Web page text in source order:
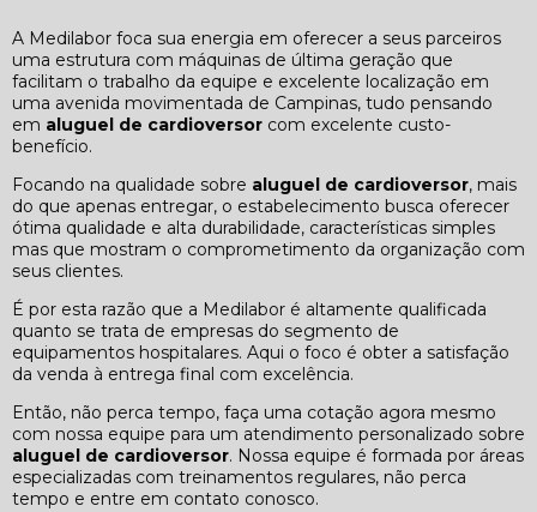
A Medilabor foca sua energia em oferecer a seus parceiros
uma estrutura com máquinas de última geração que
facilitam o trabalho da equipe e excelente localização em
uma avenida movimentada de Campinas, tudo pensando
em aluguel de cardioversor com excelente custo-
benefício.
Focando na qualidade sobre aluguel de cardioversor, mais
do que apenas entregar, o estabelecimento busca oferecer
ótima qualidade e alta durabilidade, características simples
mas que mostram o comprometimento da organização com
seus clientes.
É por esta razão que a Medilabor é altamente qualificada
quanto se trata de empresas do segmento de
equipamentos hospitalares. Aqui o foco é obter a satisfação
da venda à entrega final com excelência.
Então, não perca tempo, faça uma cotação agora mesmo
com nossa equipe para um atendimento personalizado sobre
aluguel de cardioversor. Nossa equipe é formada por áreas
especializadas com treinamentos regulares, não perca
tempo e entre em contato conosco.